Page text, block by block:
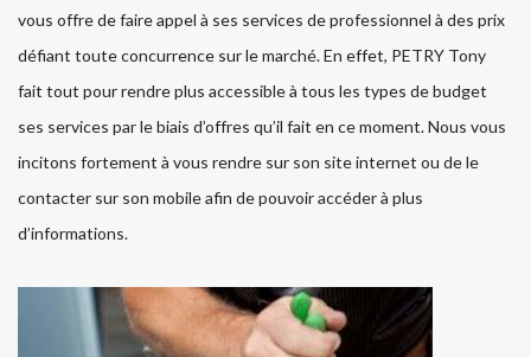
vous offre de faire appel à ses services de professionnel à des prix
défiant toute concurrence sur le marché. En effet, PETRY Tony
fait tout pour rendre plus accessible à tous les types de budget
ses services par le biais d’offres qu’il fait en ce moment. Nous vous
incitons fortement à vous rendre sur son site internet ou de le
contacter sur son mobile afin de pouvoir accéder à plus
d’informations.